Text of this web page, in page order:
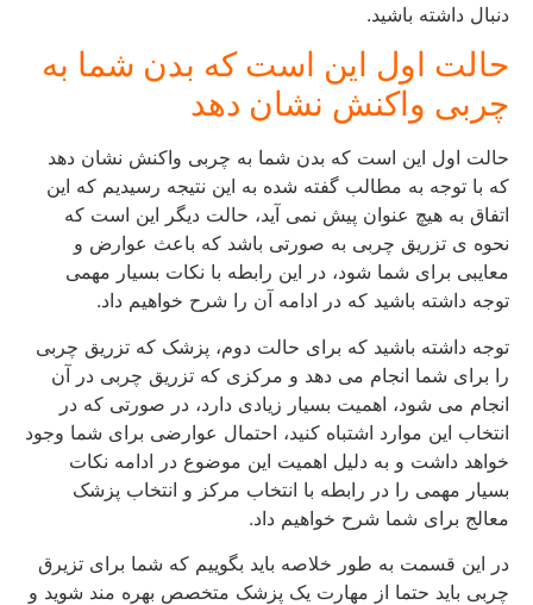
دنبال داشته باشید.
حالت اول این است که بدن شما به
چربی واکنش نشان دهد
حالت اول این است که بدن شما به چربی واکنش نشان دهد
که با توجه به مطالب گفته شده به این نتیجه رسیدیم که این
اتفاق به هیچ عنوان پیش نمی آید، حالت دیگر این است که
نحوه ی تزریق چربی به صورتی باشد که باعث عوارض و
معایبی برای شما شود، در این رابطه با نکات بسیار مهمی
توجه داشته باشید که در ادامه آن را شرح خواهیم داد.
توجه داشته باشید که برای حالت دوم، پزشک که تزریق چربی
را برای شما انجام می دهد و مرکزی که تزریق چربی در آن
انجام می شود، اهمیت بسیار زیادی دارد، در صورتی که در
انتخاب این موارد اشتباه کنید، احتمال عوارضی برای شما وجود
خواهد داشت و به دلیل اهمیت این موضوع در ادامه نکات
بسیار مهمی را در رابطه با انتخاب مرکز و انتخاب پزشک
معالج برای شما شرح خواهیم داد.
در این قسمت به طور خلاصه باید بگوییم که شما برای تزیرق
چربی باید حتما از مهارت یک پزشک متخصص بهره مند شوید و